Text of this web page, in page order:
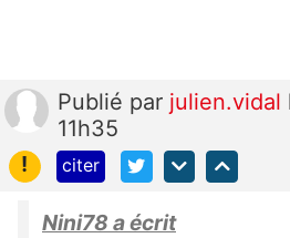
Publié par julien.vidal
11h35
!
citer
Nini78 a écrit